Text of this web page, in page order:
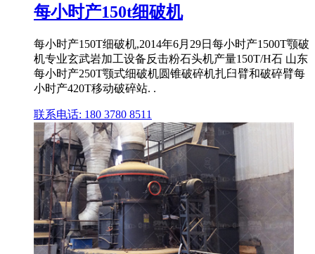
每小时产150t细破机
每小时产150T细破机,2014年6月29日每小时产1500T颚破
机专业玄武岩加工设备反击粉石头机产量150T/H石 山东
每小时产250T颚式细破机圆锥破碎机扎臼臂和破碎臂每
小时产420T移动破碎站. .
联系电话: 180 3780 8511